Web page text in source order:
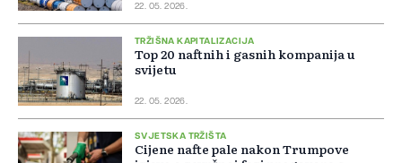
22. 05. 2026.
TRŽIŠNA KAPITALIZACIJA
Top 20 naftnih i gasnih kompanija u
svijetu
22. 05. 2026.
SVJETSKA TRŽIŠTA
Cijene nafte pale nakon Trumpove